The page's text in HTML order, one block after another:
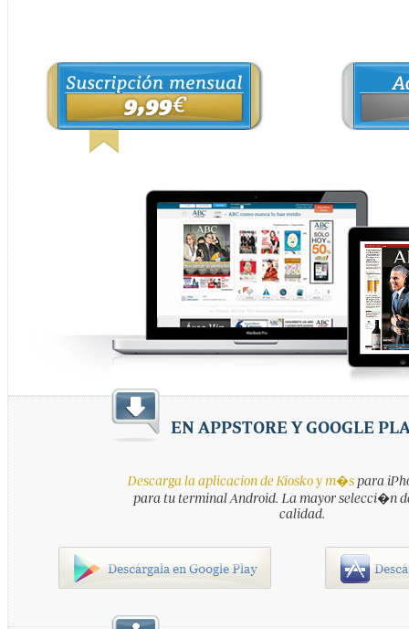
EN APPSTORE Y GOOGLE
Descarga la aplicacion de Kiosko y m�spara
para tu terminal Android. La mayor selecci�n
calidad.